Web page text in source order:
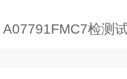
A07791FMC7检测